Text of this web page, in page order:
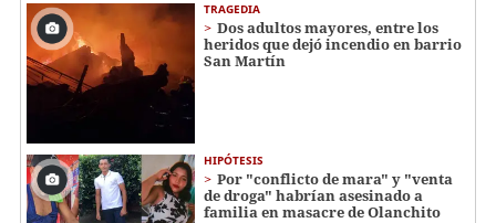
TRAGEDIA
Dos adultos mayores, entre los
heridos que dejó incendio en barrio
San Martín
HIPÓTESIS
Por "conflicto de mara" y "venta
de droga" habrían asesinado a
familia en masacre de Olanchito